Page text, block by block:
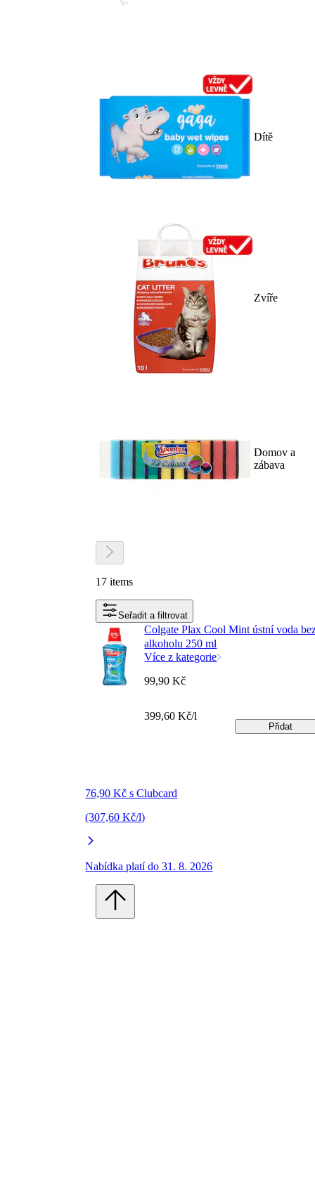
Dítě
Zvíře
Domov a
zábava
17 items
Seřadit a filtrovat
Colgate Plax Cool Mint ústní voda
alkoholu 250 ml
Více z kategorie
76,90 Kč s Clubcard
(307,60 Kč/l)
Nabídka platí do 31. 8. 2026
99,90 Kč
399,60 Kč/l
Přidat